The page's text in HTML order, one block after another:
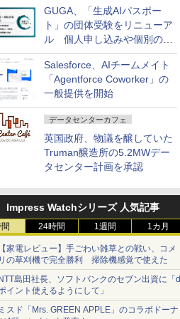
GUGA、「生成AIパスポー
ト」の団体受験をリニューア
ル 個人申し込みや個別の支
払いなどに対応
Salesforce、AIチームメイト
「Agentforce Coworker」の
一般提供を開始
データセンターカフェ
英国政府、物議を醸していた
Truman醸造所の5.2MWデー
タセンター計画を承認
Impress Watchシリーズ 人気記事
24時間 1週間 1カ月
家電レビュー】手ごわい雑草との戦い、コメ
の草刈機で完全勝利 掃除機感覚で使えた
島田社長、ソフトバンクのセブン出資に「d
イント使えるようにして」
スド「Mrs. GREEN APPLE」のコラボドーナ